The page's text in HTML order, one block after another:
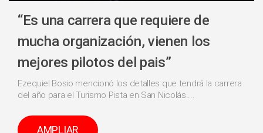
“Es una carrera que requiere de
mucha organización, vienen los
mejores pilotos del pais”
Ezequiel Bosio mencionó los detalles que tendrá la carrera
del año para el Turismo Pista en San Nicolás....
AMPLIAR